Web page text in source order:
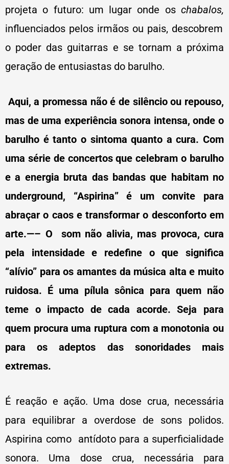
projeta o futuro: um lugar onde os chabalos,
influenciados pelos irmãos ou pais, descobrem
o poder das guitarras e se tornam a próxima
geração de entusiastas do barulho.
Aqui, a promessa não é de silêncio ou repouso,
mas de uma experiência sonora intensa, onde o
barulho é tanto o sintoma quanto a cura. Com
uma série de concertos que celebram o barulho
e a energia bruta das bandas que habitam no
underground, “Aspirina” é um convite para
abraçar o caos e transformar o desconforto em
arte.—– O som não alivia, mas provoca, cura
pela intensidade e redefine o que significa
“alívio” para os amantes da música alta e muito
ruidosa. É uma pílula sônica para quem não
teme o impacto de cada acorde. Seja para
quem procura uma ruptura com a monotonia ou
para os adeptos das sonoridades mais
extremas.
É reação e ação. Uma dose crua, necessária
para equilibrar a overdose de sons polidos.
Aspirina como antídoto para a superficialidade
sonora. Uma dose crua, necessária para